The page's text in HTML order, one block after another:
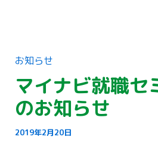
お知らせ
マイナビ就職セ
のお知らせ
2019年2月20日